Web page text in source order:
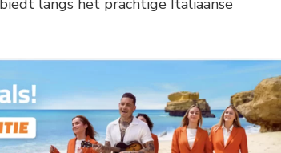
langs het prachtige Italiaanse